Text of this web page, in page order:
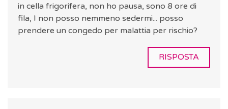
in cella frigorifera, non ho pausa, sono 8 ore di
fila, I non posso nemmeno sedermi... posso
prendere un congedo per malattia per rischio?
RISPOSTA